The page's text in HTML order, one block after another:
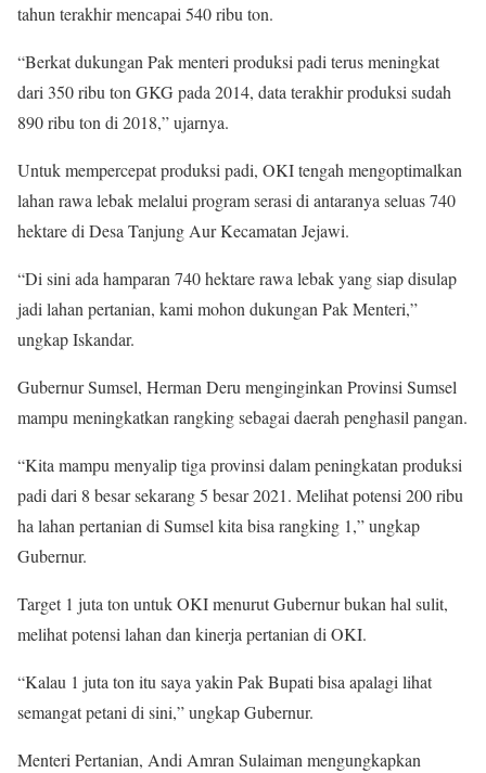
tahun terakhir mencapai 540 ribu ton.
“Berkat dukungan Pak menteri produksi padi terus meningkat
dari 350 ribu ton GKG pada 2014, data terakhir produksi sudah
890 ribu ton di 2018,” ujarnya.
Untuk mempercepat produksi padi, OKI tengah mengoptimalkan
lahan rawa lebak melalui program serasi di antaranya seluas 740
hektare di Desa Tanjung Aur Kecamatan Jejawi.
“Di sini ada hamparan 740 hektare rawa lebak yang siap disulap
jadi lahan pertanian, kami mohon dukungan Pak Menteri,”
ungkap Iskandar.
Gubernur Sumsel, Herman Deru menginginkan Provinsi Sumsel
mampu meningkatkan rangking sebagai daerah penghasil pangan.
“Kita mampu menyalip tiga provinsi dalam peningkatan produksi
padi dari 8 besar sekarang 5 besar 2021. Melihat potensi 200 ribu
ha lahan pertanian di Sumsel kita bisa rangking 1,” ungkap
Gubernur.
Target 1 juta ton untuk OKI menurut Gubernur bukan hal sulit,
melihat potensi lahan dan kinerja pertanian di OKI.
“Kalau 1 juta ton itu saya yakin Pak Bupati bisa apalagi lihat
semangat petani di sini,” ungkap Gubernur.
Menteri Pertanian, Andi Amran Sulaiman mengungkapkan